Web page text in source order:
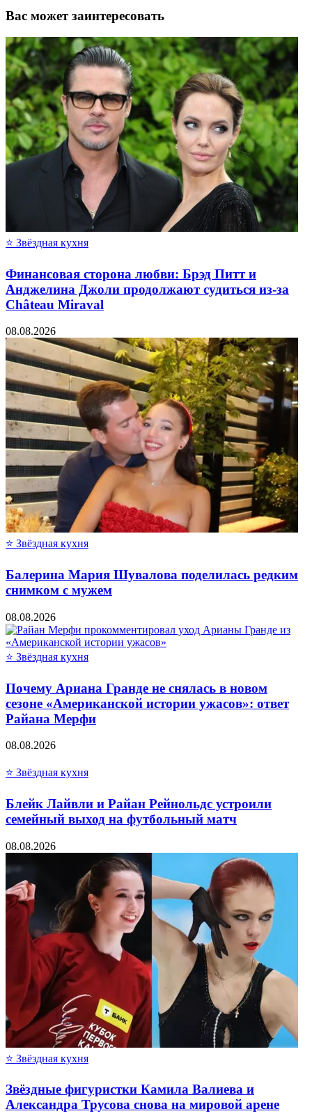
Вас может заинтересовать
⭐ Звёздная кухня
Финансовая сторона любви: Брэд Питт и
Анджелина Джоли продолжают судиться из-за
Château Miraval
08.08.2026
⭐ Звёздная кухня
Балерина Мария Шувалова поделилась редким
снимком с мужем
08.08.2026
⭐ Звёздная кухня
Почему Ариана Гранде не снялась в новом
сезоне «Американской истории ужасов»: ответ
Райана Мерфи
08.08.2026
⭐ Звёздная кухня
Блейк Лайвли и Райан Рейнольдс устроили
семейный выход на футбольный матч
08.08.2026
⭐ Звёздная кухня
Звёздные фигуристки Камила Валиева и
Александра Трусова снова на мировой арене